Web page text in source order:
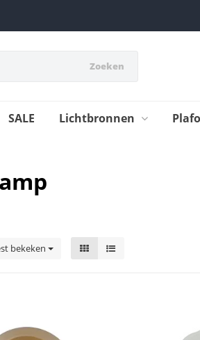
Zoeken
SALE Lichtbronnen
bekeken